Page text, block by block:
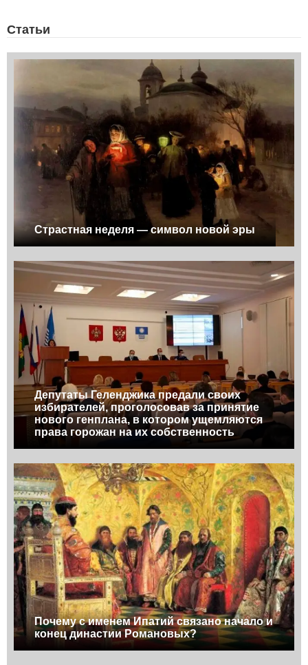
Статьи
Страстная неделя — символ новой эры
Депутаты Геленджика предали своих
избирателей, проголосовав за принятие
нового генплана, в котором ущемляются
права горожан на их собственность
Почему с именем Ипатий связано начало и
конец династии Романовых?